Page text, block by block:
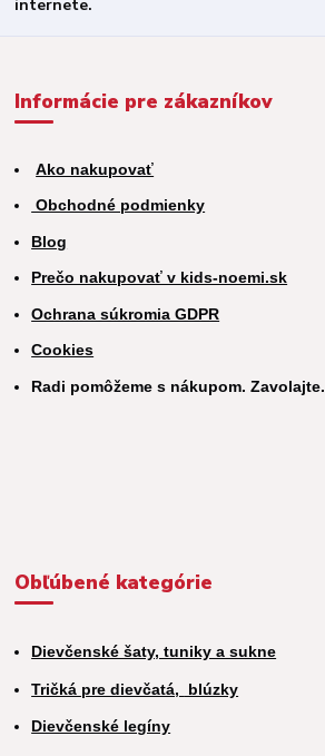
Informácie pre zákazníkov
Ako nakupovať
Obchodné podmienky
Blog
Prečo nakupovať v kids-noemi.sk
Ochrana súkromia GDPR
Cookies
Radi pomôžeme s nákupom. Zavolajte.
Obľúbené kategórie
Dievčenské šaty, tuniky a sukne
Tričká pre dievčatá, blúzky
Dievčenské legíny